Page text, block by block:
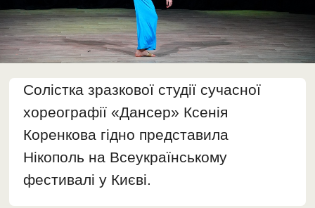
Солістка зразкової студії сучасної
хореографії «Дансер» Ксенія
Коренкова гідно представила
Нікополь на Всеукраїнському
фестивалі у Києві.